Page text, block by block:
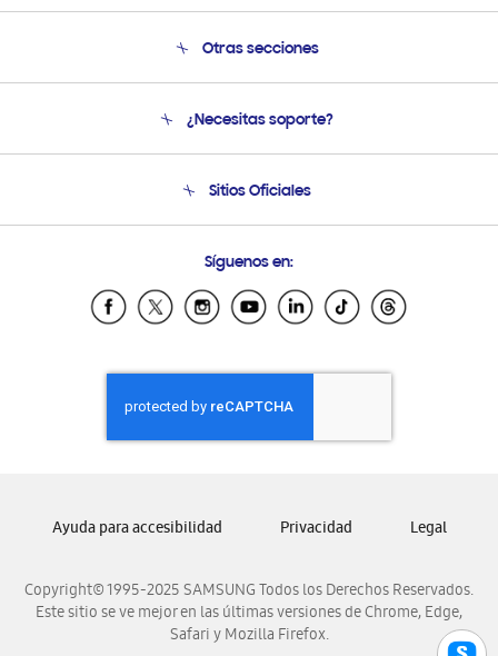
Otras secciones
Soporte
Condiciones de Compra
¿Necesitas soporte?
Soporte vía eMail
Sitios Oficiales
Samsung Ecuador
Samsung El Salvador
Samsung Honduras
Samsung Nicaragua
Samsung Panamá
Samsung Venezuela
Síguenos en:
Copyright© 1995-2025 SAMSUNG Todos los Derechos Reservados.
Este sitio se ve mejor en las últimas versiones de Chrome, Edge,
Safari y Mozilla Firefox.
Ayuda para accesibilidad Privacidad Legal